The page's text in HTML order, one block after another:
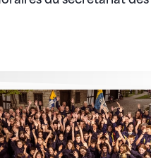
devient une évidence